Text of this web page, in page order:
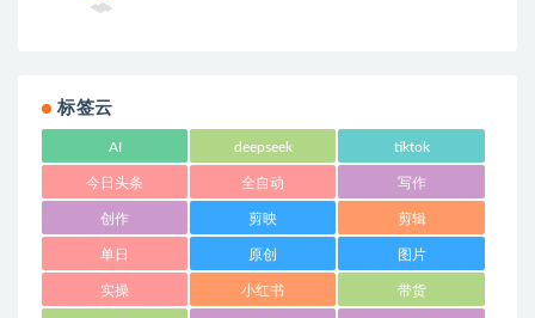
标签云
AI deepseek tiktok
今日头条 全自动 写作
创作 剪映 剪辑
单日 原创 图片
实操 小红书 带货